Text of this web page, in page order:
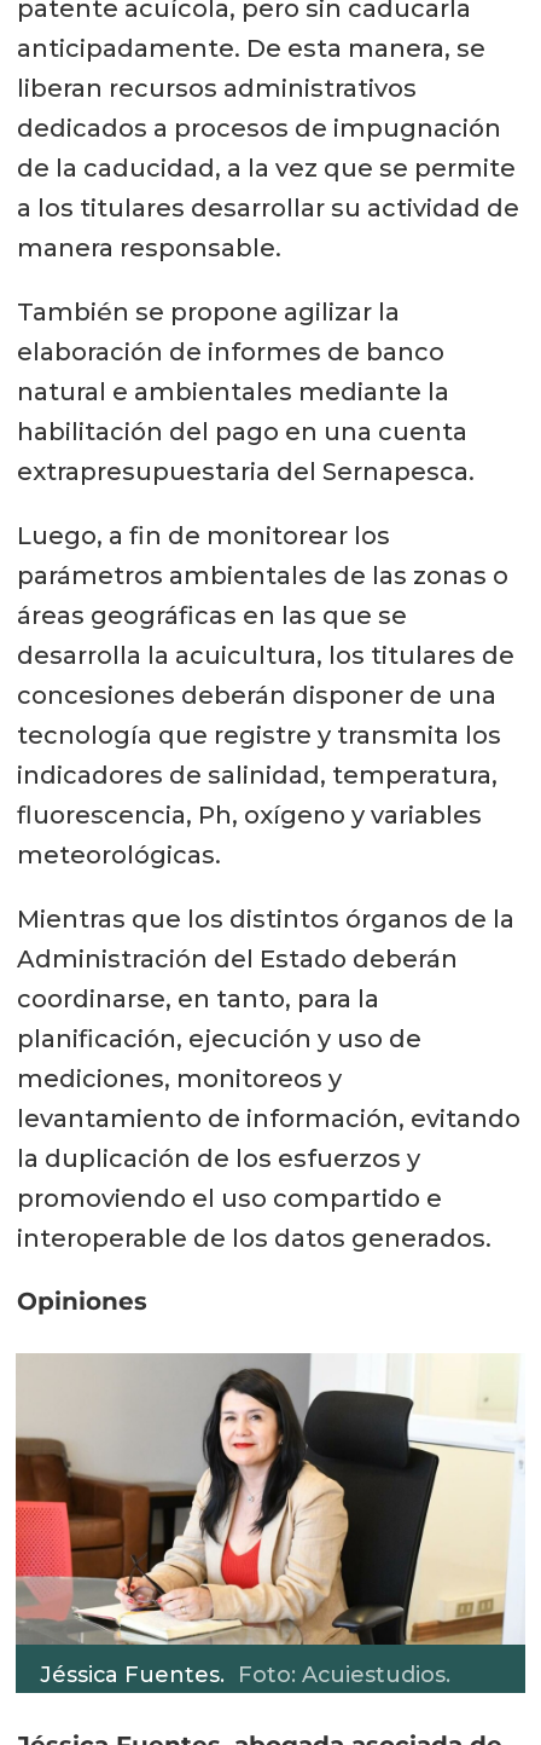
patente acuícola, pero sin caducarla
anticipadamente. De esta manera, se
liberan recursos administrativos
dedicados a procesos de impugnación
de la caducidad, a la vez que se permite
a los titulares desarrollar su actividad de
manera responsable.
También se propone agilizar la
elaboración de informes de banco
natural e ambientales mediante la
habilitación del pago en una cuenta
extrapresupuestaria del Sernapesca.
Luego, a fin de monitorear los
parámetros ambientales de las zonas o
áreas geográficas en las que se
desarrolla la acuicultura, los titulares de
concesiones deberán disponer de una
tecnología que registre y transmita los
indicadores de salinidad, temperatura,
fluorescencia, Ph, oxígeno y variables
meteorológicas.
Mientras que los distintos órganos de la
Administración del Estado deberán
coordinarse, en tanto, para la
planificación, ejecución y uso de
mediciones, monitoreos y
levantamiento de información, evitando
la duplicación de los esfuerzos y
promoviendo el uso compartido e
interoperable de los datos generados.
Opiniones
Jéssica Fuentes. Foto: Acuiestudios.